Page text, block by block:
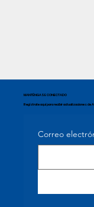
MANTÉNGASE CONECTADO
Regístrate aquí para recibir actualizaciones de
Correo